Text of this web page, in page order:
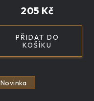
205 Kč
PŘIDAT DO
KOŠÍKU
Novinka